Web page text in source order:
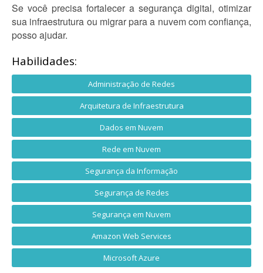
Se você precisa fortalecer a segurança digital, otimizar
sua infraestrutura ou migrar para a nuvem com confiança,
posso ajudar.
Habilidades:
Administração de Redes
Arquitetura de Infraestrutura
Dados em Nuvem
Rede em Nuvem
Segurança da Informação
Segurança de Redes
Segurança em Nuvem
Amazon Web Services
Microsoft Azure